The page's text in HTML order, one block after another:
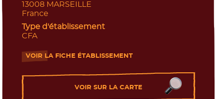
13008 MARSEILLE
France
Type d'établissement
CFA
VOIR LA FICHE ÉTABLISSEMENT
- Nouvelle fenêtre
VOIR SUR LA CARTE